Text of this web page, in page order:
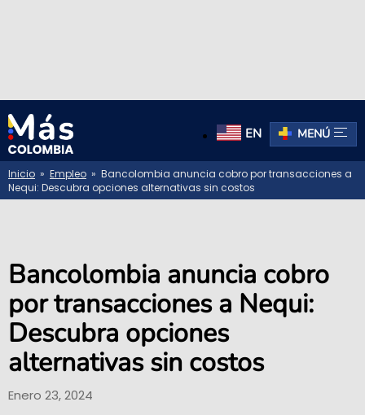
EN MENÚ
Inicio » Empleo » Bancolombia anuncia cobro por transacciones a
Nequi: Descubra opciones alternativas sin costos
Bancolombia anuncia cobro
por transacciones a Nequi:
Descubra opciones
alternativas sin costos
Enero 23, 2024